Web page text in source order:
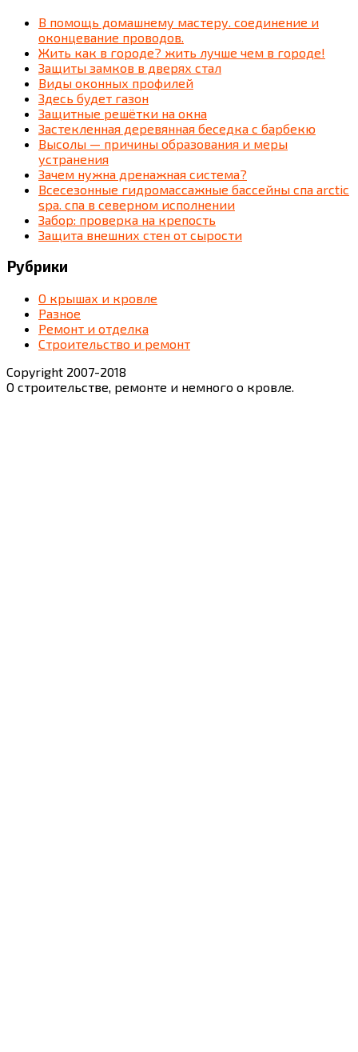
В помощь домашнему мастеру. соединение и
оконцевание проводов.
Жить как в городе? жить лучше чем в городе!
Защиты замков в дверях стал
Виды оконных профилей
Здесь будет газон
Защитные решётки на окна
Застекленная деревянная беседка c барбекю
Высолы — причины образования и меры
устранения
Зачем нужна дренажная система?
Всесезонные гидромассажные бассейны спа arctic
spa. спа в северном исполнении
Забор: проверка на крепость
Защита внешних стен от сырости
Рубрики
О крышах и кровле
Разное
Ремонт и отделка
Строительство и ремонт
Copyright 2007-2018
О строительстве, ремонте и немного о кровле.